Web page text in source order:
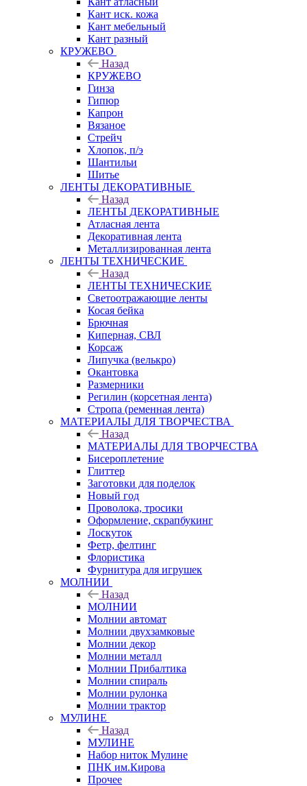
Кант иск. кожа
Кант мебельный
Кант разный
КРУЖЕВО
Назад
КРУЖЕВО
Гинза
Гипюр
Капрон
Вязаное
Стрейч
Хлопок, п/э
Шантильи
Шитье
ЛЕНТЫ ДЕКОРАТИВНЫЕ
Назад
ЛЕНТЫ ДЕКОРАТИВНЫЕ
Атласная лента
Декоративная лента
Металлизированная лента
ЛЕНТЫ ТЕХНИЧЕСКИЕ
Назад
ЛЕНТЫ ТЕХНИЧЕСКИЕ
Светоотражающие ленты
Косая бейка
Брючная
Киперная, СВЛ
Корсаж
Липучка (велькро)
Окантовка
Размерники
Регилин (корсетная лента)
Стропа (ременная лента)
МАТЕРИАЛЫ ДЛЯ ТВОРЧЕСТВА
Назад
МАТЕРИАЛЫ ДЛЯ ТВОРЧЕСТВА
Бисероплетение
Глиттер
Заготовки для поделок
Новый год
Проволока, тросики
Оформление, скрапбукинг
Лоскуток
Фетр, фелтинг
Флористика
Фурнитура для игрушек
МОЛНИИ
Назад
МОЛНИИ
Молнии автомат
Молнии двухзамковые
Молнии декор
Молнии металл
Молнии Прибалтика
Молнии спираль
Молнии рулонка
Молнии трактор
МУЛИНЕ
Назад
МУЛИНЕ
Набор ниток Мулине
ПНК им.Кирова
Прочее